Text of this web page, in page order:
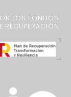
LOS FONDOS
RECUPERACIÓN